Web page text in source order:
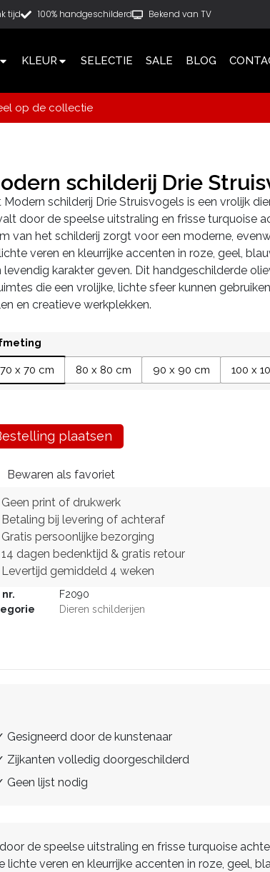
tijd 100% handgeschilderd Bekend van TV
KLEUR SELECTIE SALE BLOG
op de collectie
schilderij Drie
Modern schilderij Drie Struisvogels is een vrolijk
door de speelse uitstraling en frisse turquoise
van het schilderij zorgt voor een moderne,
veren en kleurrijke accenten in roze, geel,
levendig karakter geven. Dit handgeschilderde
die een vrolijke, lichte sfeer kunnen
en creatieve werkplekken.
70 x 70 cm 80 x 80 cm 90 x 90 cm 100 x
plaatsen
Bewaren als favoriet
print of drukwerk
bij levering of achteraf
persoonlijke bezorging
dagen bedenktijd & gratis retour
gemiddeld 4 weken
F2090
Dieren schilderijen
Gesigneerd door de kunstenaar
Zijkanten volledig doorgeschilderd
Geen lijst nodig
de speelse uitstraling en frisse turquoise
veren en kleurrijke accenten in roze, geel,